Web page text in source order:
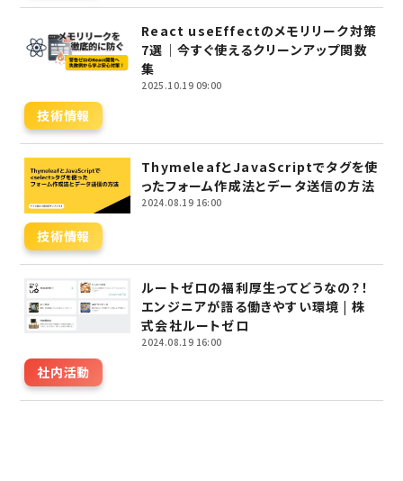
React useEffectのメモリリーク対策
7選｜今すぐ使えるクリーンアップ関数
集
2025.10.19 09:00
技術情報
ThymeleafとJavaScriptでタグを使
ったフォーム作成法とデータ送信の方法
2024.08.19 16:00
技術情報
ルートゼロの福利厚生ってどうなの？！
エンジニアが語る働きやすい環境 | 株
式会社ルートゼロ
2024.08.19 16:00
社内活動